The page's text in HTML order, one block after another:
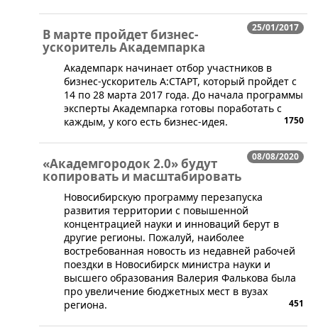
25/01/2017
В марте пройдет бизнес-
ускоритель Академпарка
​Академпарк начинает отбор участников в
бизнес-ускоритель А:СТАРТ, который пройдет с
14 по 28 марта 2017 года. До начала программы
эксперты Академпарка готовы поработать с
каждым, у кого есть бизнес-идея.
1750
08/08/2020
«Академгородок 2.0» будут
копировать и масштабировать
​​​Новосибирскую программу перезапуска
развития территории с повышенной
концентрацией науки и инноваций берут в
другие регионы. Пожалуй, наиболее
востребованная новость из недавней рабочей
поездки в Новосибирск министра науки и
высшего образования Валерия Фалькова была
про увеличение бюджетных мест в вузах
региона.
451